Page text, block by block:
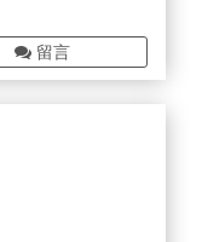
留言